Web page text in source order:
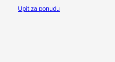
Upit za ponudu